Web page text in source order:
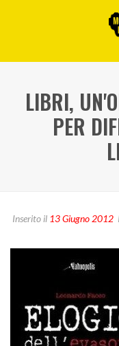
LIBRI,
PER
Inserito il 13 Giugno 2012